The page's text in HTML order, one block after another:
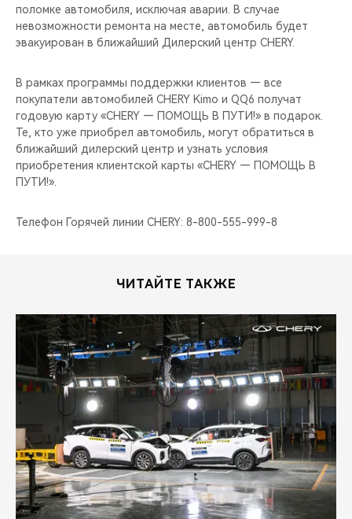
поломке автомобиля, исключая аварии. В случае
невозможности ремонта на месте, автомобиль будет
эвакуирован в ближайший Дилерский центр CHERY.
В рамках программы поддержки клиентов — все
покупатели автомобилей CHERY Kimo и QQ6 получат
годовую карту «CHERY — ПОМОЩЬ В ПУТИ!» в подарок.
Те, кто уже приобрел автомобиль, могут обратиться в
ближайший дилерский центр и узнать условия
приобретения клиентской карты «CHERY — ПОМОЩЬ В
ПУТИ!».
Телефон Горячей линии CHERY: 8-800-555-999-8
ЧИТАЙТЕ ТАКЖЕ